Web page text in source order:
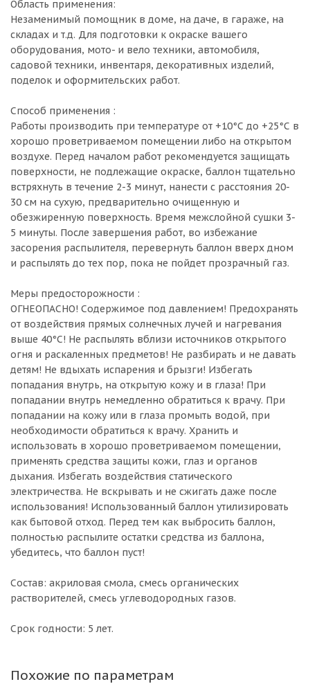
Область применения:
Незаменимый помощник в доме, на даче, в гараже, на
складах и т.д. Для подготовки к окраске вашего
оборудования, мото- и вело техники, автомобиля,
садовой техники, инвентаря, декоративных изделий,
поделок и оформительских работ.
Способ применения :
Работы производить при температуре от +10°С до +25°С в
хорошо проветриваемом помещении либо на открытом
воздухе. Перед началом работ рекомендуется защищать
поверхности, не подлежащие окраске, баллон тщательно
встряхнуть в течение 2-3 минут, нанести с расстояния 20-
30 см на сухую, предварительно очищенную и
обезжиренную поверхность. Время межслойной сушки 3-
5 минуты. После завершения работ, во избежание
засорения распылителя, перевернуть баллон вверх дном
и распылять до тех пор, пока не пойдет прозрачный газ.
Меры предосторожности :
ОГНЕОПАСНО! Содержимое под давлением! Предохранять
от воздействия прямых солнечных лучей и нагревания
выше 40°С! Не распылять вблизи источников открытого
огня и раскаленных предметов! Не разбирать и не давать
детям! Не вдыхать испарения и брызги! Избегать
попадания внутрь, на открытую кожу и в глаза! При
попадании внутрь немедленно обратиться к врачу. При
попадании на кожу или в глаза промыть водой, при
необходимости обратиться к врачу. Хранить и
использовать в хорошо проветриваемом помещении,
применять средства защиты кожи, глаз и органов
дыхания. Избегать воздействия статического
электричества. Не вскрывать и не сжигать даже после
использования! Использованный баллон утилизировать
как бытовой отход. Перед тем как выбросить баллон,
полностью распылите остатки средства из баллона,
убедитесь, что баллон пуст!
Состав: акриловая смола, смесь органических
растворителей, смесь углеводородных газов.
Срок годности: 5 лет.
Похожие по параметрам